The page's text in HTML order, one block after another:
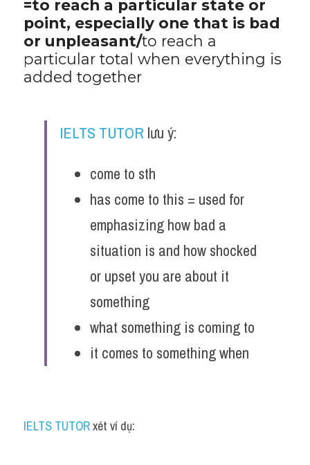
=to reach a particular state or
point, especially one that is bad
or unpleasant/to reach a
particular total when everything is
added together
IELTS TUTOR lưu ý:
come to sth
has come to this = used for
emphasizing how bad a
situation is and how shocked
or upset you are about it
something
what something is coming to
it comes to something when
IELTS TUTOR xét ví dụ: